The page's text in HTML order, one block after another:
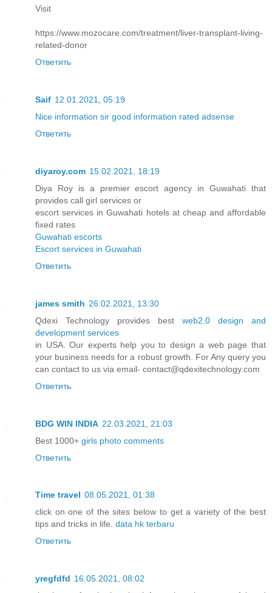
Visit
https://www.mozocare.com/treatment/liver-transplant-living-
related-donor
Ответить
Saif 12.01.2021, 05:19
Nice information sir good information rated adsense
Ответить
diyaroy.com 15.02.2021, 18:19
Diya Roy is a premier escort agency in Guwahati that
provides call girl services or
escort services in Guwahati hotels at cheap and affordable
fixed rates
Guwahati escorts
Escort services in Guwahati
Ответить
james smith 26.02.2021, 13:30
Qdexi Technology provides best web2.0 design and
development services
in USA. Our experts help you to design a web page that
your business needs for a robust growth. For Any query you
can contact to us via email- contact@qdexitechnology.com
Ответить
BDG WIN INDIA 22.03.2021, 21:03
Best 1000+ girls photo comments
Ответить
Time travel 08.05.2021, 01:38
click on one of the sites below to get a variety of the best
tips and tricks in life. data hk terbaru
Ответить
yregfdfd 16.05.2021, 08:02